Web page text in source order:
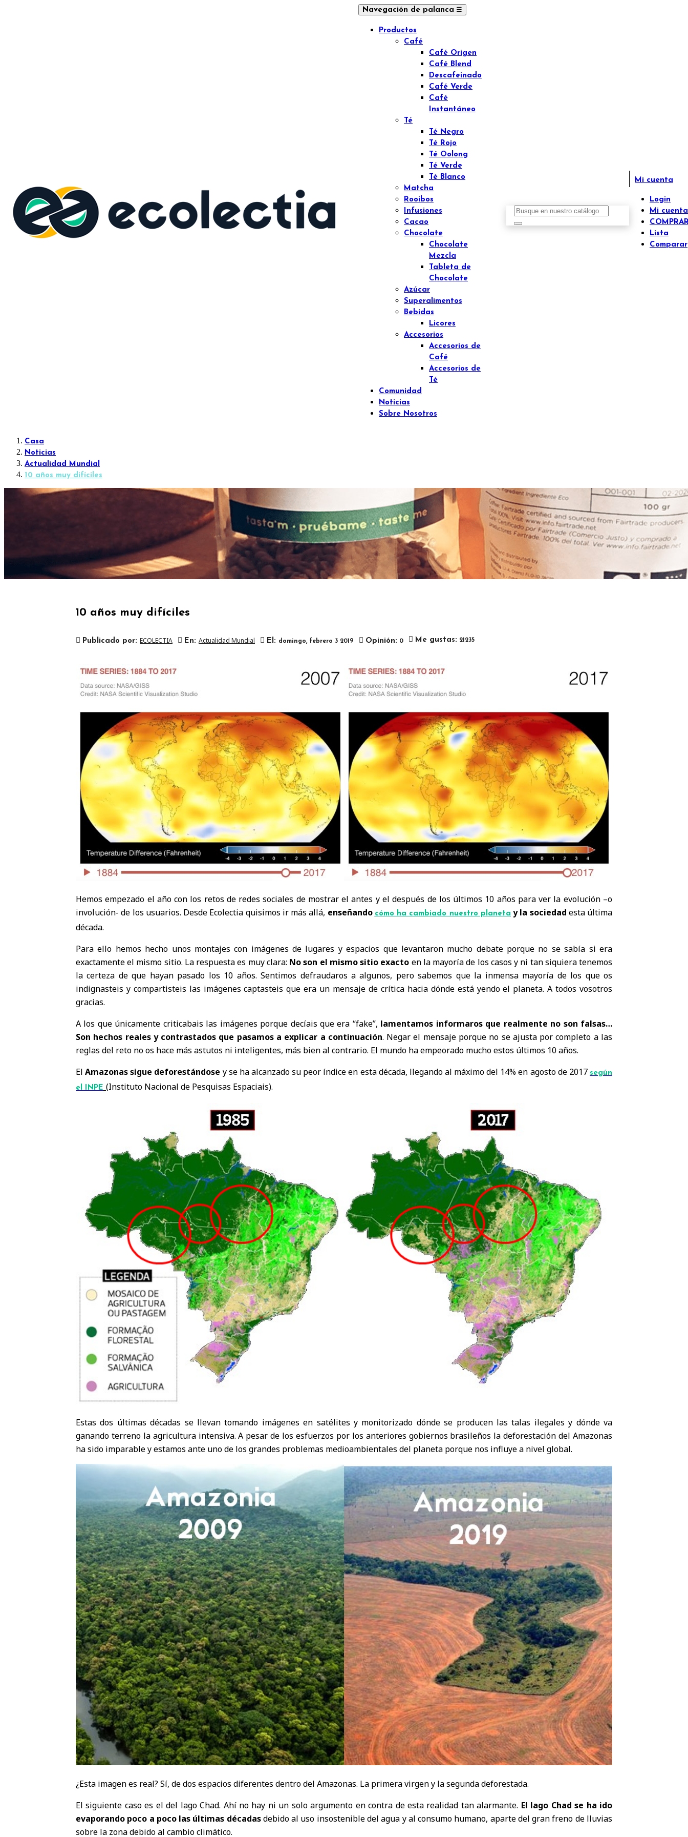
Navegación de palanca ☰
Productos
Café
Café Origen
Café Blend
Descafeinado
Café Verde
Café
Instantáneo
Té
Té Negro
Té Rojo
Té Oolong
Té Verde
Té Blanco
Matcha
Rooibos
Infusiones
Cacao
Chocolate
Chocolate
Mezcla
Tableta de
Chocolate
Azúcar
Superalimentos
Bebidas
Licores
Accesorios
Accesorios de
Café
Accesorios de
Té
Comunidad
Noticias
Sobre Nosotros
Mi cuenta
Login
Mi cuenta
Lista
Comparar
Casa
Noticias
Actualidad Mundial
10 años muy difíciles
10 años muy difíciles
Publicado por: ECOLECTIA En: Actualidad Mundial El: domingo, febrero 3 2019 Opinión: 0  Me gustas: 21235
Hemos empezado el año con los retos de redes sociales de mostrar el antes y el después de los últimos 10 años para ver la evolución –o
involución- de los usuarios. Desde Ecolectia quisimos ir más allá, enseñando cómo ha cambiado nuestro planeta y la sociedad esta última
década.
Para ello hemos hecho unos montajes con imágenes de lugares y espacios que levantaron mucho debate porque no se sabía si era
exactamente el mismo sitio. La respuesta es muy clara: No son el mismo sitio exacto en la mayoría de los casos y ni tan siquiera tenemos
la certeza de que hayan pasado los 10 años. Sentimos defraudaros a algunos, pero sabemos que la inmensa mayoría de los que os
indignasteis y compartisteis las imágenes captasteis que era un mensaje de crítica hacia dónde está yendo el planeta. A todos vosotros
gracias.
A los que únicamente criticabais las imágenes porque decíais que era “fake”, lamentamos informaros que realmente no son falsas…
Son hechos reales y contrastados que pasamos a explicar a continuación. Negar el mensaje porque no se ajusta por completo a las
reglas del reto no os hace más astutos ni inteligentes, más bien al contrario. El mundo ha empeorado mucho estos últimos 10 años.
ElAmazonas sigue deforestándose y se ha alcanzado su peor índice en esta década, llegando al máximo del 14% en agosto de 2017según
el INPE (Instituto Nacional de Pesquisas Espaciais).
Estas dos últimas décadas se llevan tomando imágenes en satélites y monitorizado dónde se producen las talas ilegales y dónde va
ganando terreno la agricultura intensiva. A pesar de los esfuerzos por los anteriores gobiernos brasileños la deforestación del Amazonas
ha sido imparable y estamos ante uno de los grandes problemas medioambientales del planeta porque nos influye a nivel global.
¿Esta imagen es real? Sí, de dos espacios diferentes dentro del Amazonas. La primera virgen y la segunda deforestada.
El siguiente caso es el del lago Chad. Ahí no hay ni un solo argumento en contra de esta realidad tan alarmante. El lago Chad se ha ido
evaporando poco a poco las últimas décadasdebido al uso insostenible del agua y al consumo humano, aparte del gran freno de lluvias
sobre la zona debido al cambio climático.